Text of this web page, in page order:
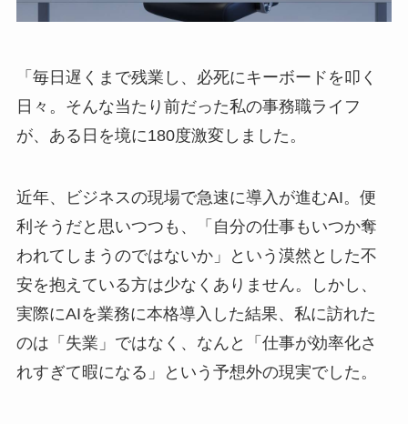
「毎日遅くまで残業し、必死にキーボードを叩く
日々。そんな当たり前だった私の事務職ライフ
が、ある日を境に180度激変しました。
近年、ビジネスの現場で急速に導入が進むAI。便
利そうだと思いつつも、「自分の仕事もいつか奪
われてしまうのではないか」という漠然とした不
安を抱えている方は少なくありません。しかし、
実際にAIを業務に本格導入した結果、私に訪れた
のは「失業」ではなく、なんと「仕事が効率化さ
れすぎて暇になる」という予想外の現実でした。